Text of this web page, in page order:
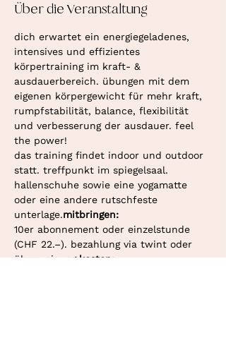
Über die Veranstaltung
dich erwartet ein energiegeladenes,
intensives und effizientes
körpertraining im kraft- &
ausdauerbereich. übungen mit dem
eigenen körpergewicht für mehr kraft,
rumpfstabilität, balance, flexibilität
und verbesserung der ausdauer. feel
the power!
das training findet indoor und outdoor
statt. treffpunkt im spiegelsaal.
hallenschuhe sowie eine yogamatte
oder eine andere rutschfeste
unterlage.mitbringen:
10er abonnement oder einzelstunde
(CHF 22.–). bezahlung via twint oder
überweisung.kosten: